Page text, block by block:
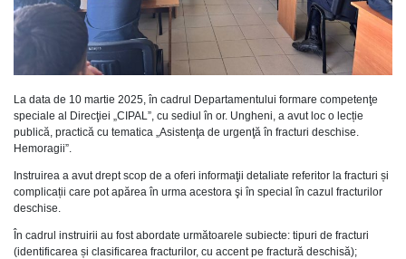
La data de 10 martie 2025, în cadrul Departamentului formare competenţe
speciale al Direcţiei „CIPAL”, cu sediul în or. Ungheni, a avut loc o lecție
publică, practică cu tematica „Asistenţa de urgenţă în fracturi deschise.
Hemoragii”.
Instruirea a avut drept scop de a oferi informaţii detaliate referitor la fracturi și
complicații care pot apărea în urma acestora şi în special în cazul fracturilor
deschise.
În cadrul instruirii au fost abordate următoarele subiecte: tipuri de fracturi
(identificarea și clasificarea fracturilor, cu accent pe fractură deschisă);